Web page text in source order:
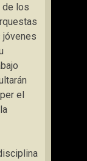
de los
jóvenes
el